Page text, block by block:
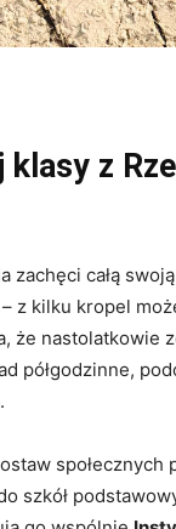
klasy z
zachęci całą
z kilku kropel
że nastolatkowie
półgodzinne,
szkół